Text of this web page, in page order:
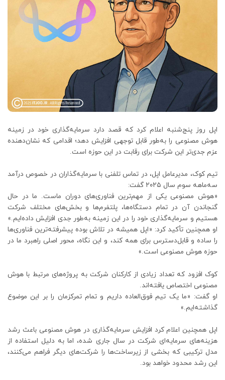
اپل روز پنج‌شنبه اعلام کرد که قصد دارد سرمایه‌گذاری خود در زمینه
هوش مصنوعی را به‌طور قابل توجهی افزایش دهد؛ اقدامی که نشان‌دهنده
عزم جدی‌تر این شرکت برای رقابت در این حوزه است.
تیم کوک، مدیرعامل اپل، در تماس تلفنی با سرمایه‌گذاران در خصوص درآمد
سه‌ماهه سوم سال ۲۰۲۵ گفت:
«هوش مصنوعی یکی از مهم‌ترین فناوری‌های دوران ماست. ما در حال
گنجاندن آن در تمام دستگاه‌ها، پلتفرم‌ها و بخش‌های مختلف شرکت
هستیم و سرمایه‌گذاری خود را در این زمینه به‌طور جدی افزایش داده‌ایم.»
او همچنین تأکید کرد: «اپل همیشه در تلاش بوده پیشرفته‌ترین فناوری‌ها
را ساده و قابل‌دسترس برای همه کند، و این نگاه، محور اصلی راهبرد ما در
حوزه هوش مصنوعی است.»
کوک افزود که تعداد زیادی از کارکنان شرکت به پروژه‌های مرتبط با هوش
مصنوعی اختصاص یافته‌اند.
او گفت: «ما یک تیم فوق‌العاده داریم و تمام تمرکزمان را بر این موضوع
گذاشته‌ایم.»
اپل همچنین اعلام کرد افزایش سرمایه‌گذاری در هوش مصنوعی باعث رشد
هزینه‌های سرمایه‌ای شرکت در سال جاری شده، اما به دلیل استفاده از
مدل ترکیبی که بخشی از زیرساخت‌ها را شرکت‌های دیگر فراهم می‌کنند،
این رشد محدود خواهد بود.